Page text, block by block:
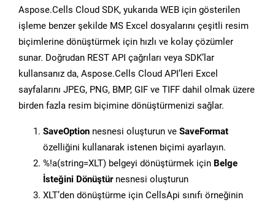
Aspose.Cells Cloud SDK, yukarıda WEB için gösterilen
işleme benzer şekilde MS Excel dosyalarını çeşitli resim
biçimlerine dönüştürmek için hızlı ve kolay çözümler
sunar. Doğrudan REST API çağrıları veya SDK’lar
kullansanız da, Aspose.Cells Cloud API’leri Excel
sayfalarını JPEG, PNG, BMP, GIF ve TIFF dahil olmak üzere
birden fazla resim biçimine dönüştürmenizi sağlar.
SaveOption nesnesi oluşturun ve SaveFormat
özelliğini kullanarak istenen biçimi ayarlayın.
%!a(string=XLT) belgeyi dönüştürmek için Belge
İsteğini Dönüştürnesnesi oluşturun
XLT’den dönüştürme için CellsApi sınıfı örneğinin